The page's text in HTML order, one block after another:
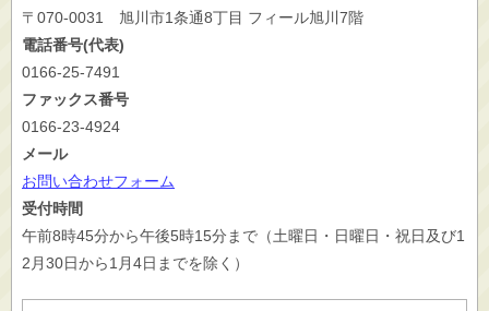
〒070-0031 旭川市1条通8丁目 フィール旭川7階
電話番号(代表)
0166-25-7491
ファックス番号
0166-23-4924
メール
お問い合わせフォーム
受付時間
午前8時45分から午後5時15分まで（土曜日・日曜日・祝日及び1
2月30日から1月4日までを除く）